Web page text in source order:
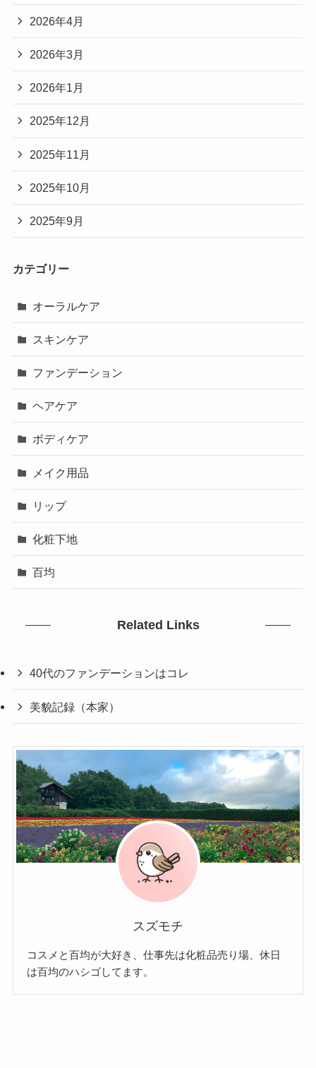
2026年4月
2026年3月
2026年1月
2025年12月
2025年11月
2025年10月
2025年9月
カテゴリー
オーラルケア
スキンケア
ファンデーション
ヘアケア
ボディケア
メイク用品
リップ
化粧下地
百均
Related Links
40代のファンデーションはコレ
美貌記録（本家）
スズモチ
コスメと百均が大好き、仕事先は化粧品売り場、休日
は百均のハシゴしてます。